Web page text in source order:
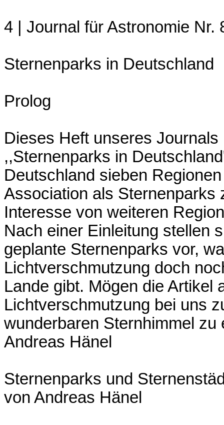
4 | Journal für Astronomie Nr.
Sternenparks in Deutschland
Prolog
Dieses Heft unseres
,,Sternenparks in
Deutschland sieben
Association als Sternenparks
Interesse von weiteren
Nach einer Einleitung stellen
geplante Sternenparks vor,
Lichtverschmutzung doch
Lande gibt. Mögen die Artikel
Lichtverschmutzung bei uns
wunderbaren Sternhimmel zu
Andreas Hänel
Sternenparks und
von Andreas Hänel